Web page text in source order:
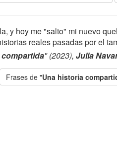
y hoy me "salto" mi nuevo
reales pasadas por el
" (2023), Julia
Frases de "Una historia